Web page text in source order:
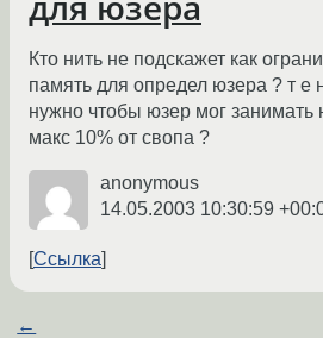
Кто нить не подскажет как
память для определ юзера ? т е
нужно чтобы юзер мог занимать
макс 10% от свопа ?
anonymous
14.05.2003 10:30:59
Ссылка
←